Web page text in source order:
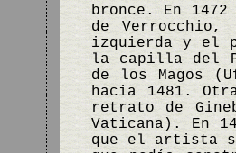
bronce. En
de
izquierda y el
la capilla del
de los Magos
hacia 1481.
retrato de
Vaticana). En
que el artista